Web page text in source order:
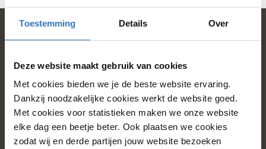
Toestemming Details Over
Deze website maakt gebruik van cookies
Met cookies bieden we je de beste website ervaring.
Dankzij noodzakelijke cookies werkt de website goed.
Met cookies voor statistieken maken we onze website
elke dag een beetje beter. Ook plaatsen we cookies
zodat wij en derde partijen jouw website bezoeken
home
Populaire categorieën
Onze service
Klantenservice